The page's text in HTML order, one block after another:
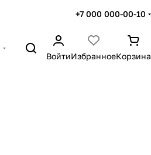
+7 000 000-00-10
ВойтиИзбранноеКорзина